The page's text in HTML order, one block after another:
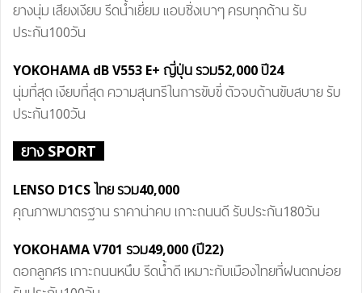
ยางนุ่ม เสียงเงียบ รีดน้ำเยี่ยม แอบซิ่งเบาๆ ครบทุกด้าน รับ
ประกัน100วัน
YOKOHAMA dB V553 E+ ญี่ปุ่นรวม52,000 ปี24
นุ่มที่สุด เงียบที่สุด ความสุนทรีในการขับขี่ ตัวจบด้านขับสบาย รับ
ประกัน100วัน
ยาง SPORT
LENSO D1CS ไทยรวม40,000
คุณภาพมาตรฐาน ราคาน่าคบ เกาะถนนดี รับประกัน180วัน
YOKOHAMA V701 รวม49,000 (ปี22)
ดอกลูกศร เกาะถนนหนึบ รีดน้ำดี เหมาะกับเมืองไทยที่ฝนตกบ่อย